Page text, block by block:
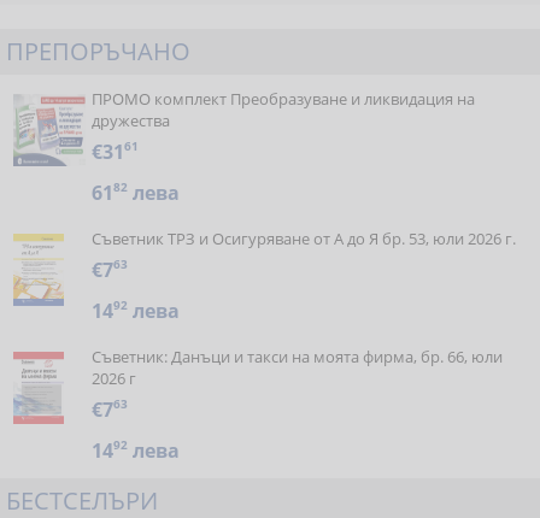
ПРЕПОРЪЧАНО
ПРОМО комплект Преобразуване и ликвидация на
дружества
€3161
6182 лева
Съветник ТРЗ и Осигуряване от А до Я бр. 53, юли 2026 г.
€763
1492 лева
Съветник: Данъци и такси на моята фирма, бр. 66, юли
2026 г
€763
1492 лева
БЕСТСЕЛЪРИ